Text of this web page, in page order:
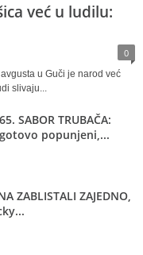
već u ludilu:
0
u Guči je narod već
slivaju...
SABOR TRUBAČA:
popunjeni,...
ZABLISTALI ZAJEDNO,